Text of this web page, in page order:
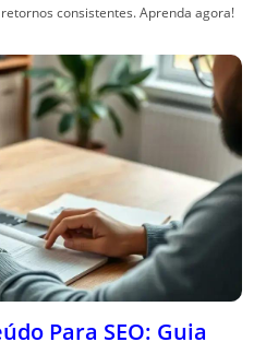
consistentes. Aprenda agora!
Para SEO: Guia